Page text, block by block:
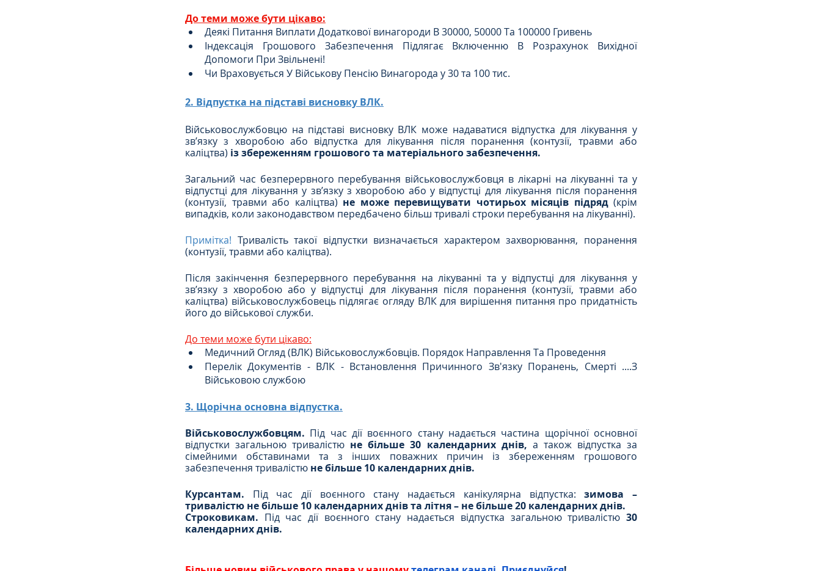
До теми може бути цікаво:
Деякі Питання Виплати Додаткової винагороди В 30000, 50000 Та 100000 Гривень
Індексація Грошового Забезпечення Підлягає Включенню В Розрахунок Вихідної
Допомоги При Звільнені!
Чи Враховується У Військову Пенсію Винагорода у 30 та 100 тис.
2. Відпустка на підставі висновку ВЛК.
Військовослужбовцю на підставі висновку ВЛК може надаватися відпустка для лікування у
зв’язку з хворобою або відпустка для лікування після поранення (контузії, травми або
каліцтва) із збереженням грошового та матеріального забезпечення.
Загальний час безперервного перебування військовослужбовця в лікарні на лікуванні та у
відпустці для лікування у зв’язку з хворобою або у відпустці для лікування після поранення
(контузії, травми або каліцтва) не може перевищувати чотирьох місяців підряд (крім
випадків, коли законодавством передбачено більш тривалі строки перебування на лікуванні).
Примітка! Тривалість такої відпустки визначається характером захворювання, поранення
(контузії, травми або каліцтва).
Після закінчення безперервного перебування на лікуванні та у відпустці для лікування у
зв’язку з хворобою або у відпустці для лікування після поранення (контузії, травми або
каліцтва) військовослужбовець підлягає огляду ВЛК для вирішення питання про придатність
його до військової служби.
До теми може бути цікаво:
Медичний Огляд (ВЛК) Військовослужбовців. Порядок Направлення Та Проведення
Перелік Документів - ВЛК - Встановлення Причинного Зв'язку Поранень, Смерті ....З
Військовою службою
3. Щорічна основна відпустка.
Військовослужбовцям. Під час дії воєнного стану надається частина щорічної основної
відпустки загальною тривалістю не більше 30 календарних днів, а також відпустка за
сімейними обставинами та з інших поважних причин із збереженням грошового
забезпечення тривалістю не більше 10 календарних днів.
Курсантам. Під час дії воєнного стану надається канікулярна відпустка: зимова –
тривалістю не більше 10 календарних днів та літня – не більше 20 календарних днів.
Строковикам. Під час дії воєнного стану надається відпустка загальною тривалістю 30
календарних днів.